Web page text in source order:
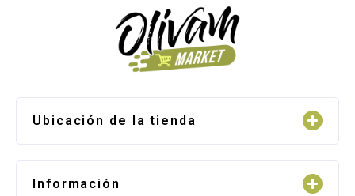
Ubicación de la tienda
Información